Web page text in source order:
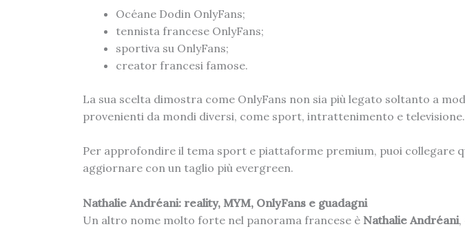
Océane Dodin OnlyFans;
tennista francese OnlyFans;
sportiva su OnlyFans;
creator francesi famose.
La sua scelta dimostra come OnlyFans non sia più legato soltanto a
provenienti da mondi diversi, come sport, intrattenimento e televisione.
Per approfondire il tema sport e piattaforme premium, puoi collegare
aggiornare con un taglio più evergreen.
Nathalie Andréani: reality, MYM, OnlyFans e guadagni
Un altro nome molto forte nel panorama francese è Nathalie Andréani,